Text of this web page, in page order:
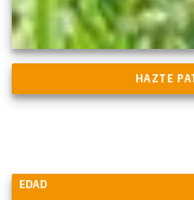
EDAD